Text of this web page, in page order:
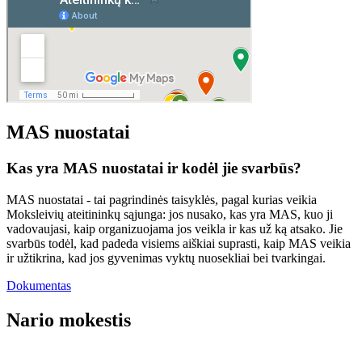
MAS nuostatai
Kas yra MAS nuostatai ir kodėl jie svarbūs?
MAS nuostatai - tai pagrindinės taisyklės, pagal kurias veikia
Moksleivių ateitininkų sąjunga: jos nusako, kas yra MAS, kuo ji
vadovaujasi, kaip organizuojama jos veikla ir kas už ką atsako. Jie
svarbūs todėl, kad padeda visiems aiškiai suprasti, kaip MAS veikia
ir užtikrina, kad jos gyvenimas vyktų nuosekliai bei tvarkingai.
Dokumentas
Nario mokestis